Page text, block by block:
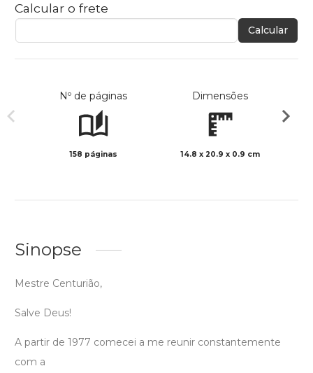
Calcular o frete
Calcular
Nº de páginas
158 páginas
Dimensões
14.8 x 20.9 x 0.9 cm
Sinopse
Mestre Centurião,
Salve Deus!
A partir de 1977 comecei a me reunir constantemente
com a